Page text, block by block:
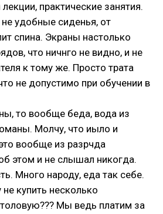
практические занятия.
удобные сиденья, от
спина. Экраны настолько
что ничнго не видно, и не
к тому же. Просто трата
не допустимо при обучении в
то вообще беда, вода из
Молчу, что иыло и
вообще из разрчда
этом и не слышал никогда.
Много народу, еда так себе.
купить несколько
Мы ведь платим за